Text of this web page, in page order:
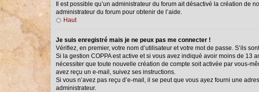
Il est possible qu’un administrateur du forum ait désactivé la création de
administrateur du forum pour obtenir de l’aide.
Haut
Je suis enregistré mais je ne peux pas me connecter !
Vérifiez, en premier, votre nom d’utilisateur et votre mot de passe. S’ils
Si la gestion COPPA est active et si vous avez indiqué avoir moins de 13
nécessiter que toute nouvelle création de compte soit activée par vous-
avez reçu un e-mail, suivez ses instructions.
Si vous n’avez pas reçu d’e-mail, il se peut que vous ayez fourni une
administrateur.